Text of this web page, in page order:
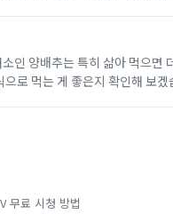
먹는 게 좋은지 확인해 보겠습니
무료 시청 방법